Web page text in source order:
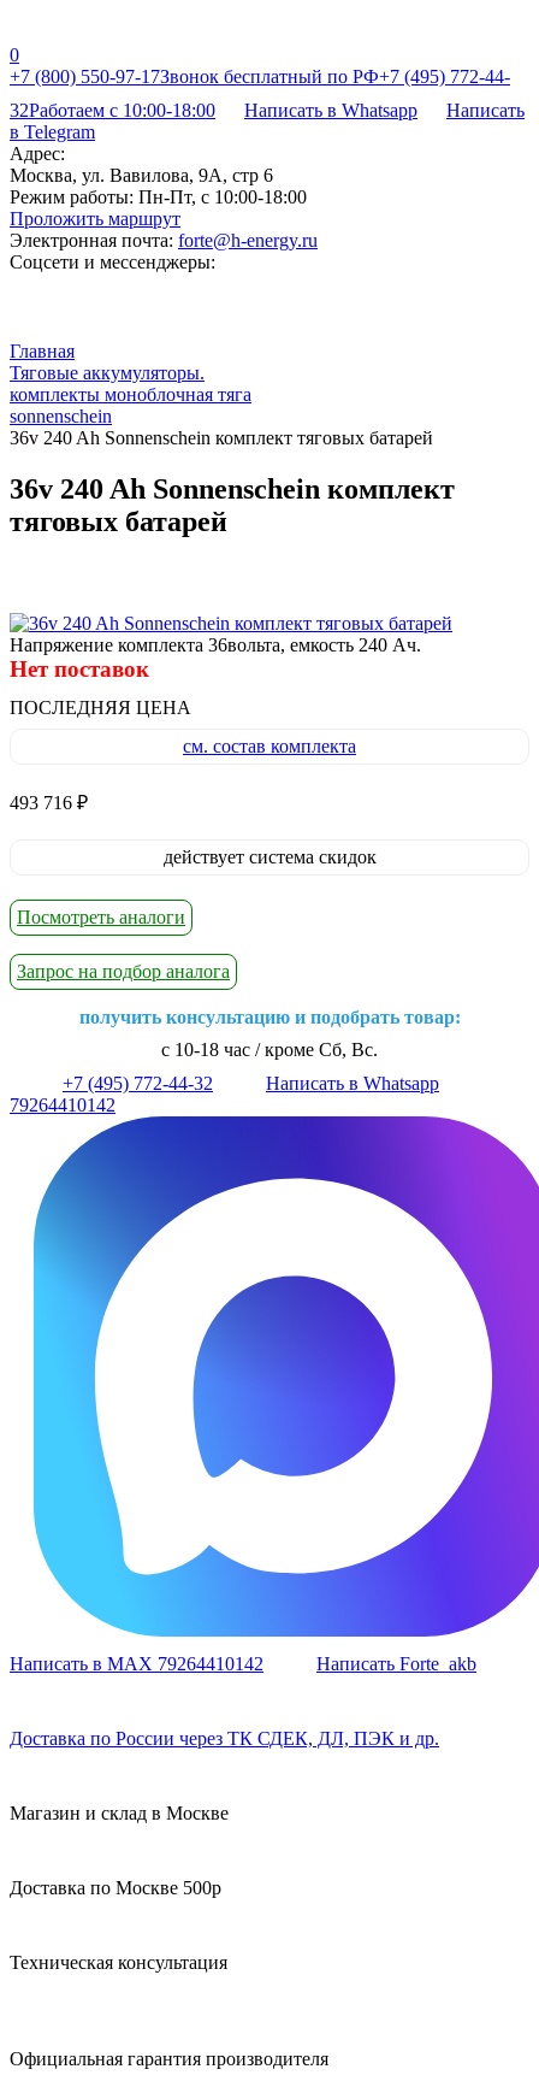
0
+7 (800) 550-97-17Звонок бесплатный по РФ+7 (495) 772-44-
32Работаем с 10:00-18:00 Написать в Whatsapp
Написать
в Telegram
Адрес:
Москва, ул. Вавилова, 9А, стр 6
Режим работы: Пн-Пт, с 10:00-18:00
Проложить маршрут
Электронная почта: forte@h-energy.ru
Соцсети и мессенджеры:
Главная
Тяговые аккумуляторы.
комплекты моноблочная тяга
sonnenschein
36v 240 Ah Sonnenschein комплект тяговых батарей
36v 240 Ah Sonnenschein комплект
тяговых батарей
Напряжение комплекта 36вольта, емкость 240 Ач.
Нет поставок
ПОСЛЕДНЯЯ ЦЕНА
см. состав комплекта
493 716 ₽
действует система скидок
Посмотреть аналоги
Запрос на подбор аналога
получить консультацию и подобрать товар:
с 10-18 час / кроме Сб, Вс.
+7 (495) 772-44-32
Написать в Whatsapp
79264410142
Написать в MAX 79264410142 Написать Forte_akb
Доставка по России через ТК СДЕК, ДЛ, ПЭК и др.
Магазин и склад в Москве
Доставка по Москве 500р
Техническая консультация
Официальная гарантия производителя